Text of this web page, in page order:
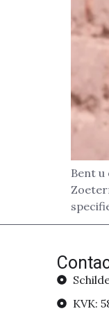
Bent
KVK: